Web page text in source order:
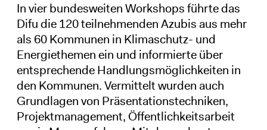
In vier bundesweiten Workshops führte das
Difu die 120 teilnehmenden Azubis aus mehr
als 60 Kommunen in Klimaschutz- und
Energiethemen ein und informierte über
entsprechende Handlungsmöglichkeiten in
den Kommunen. Vermittelt wurden auch
Grundlagen von Präsentationstechniken,
Projektmanagement, Öffentlichkeitsarbeit